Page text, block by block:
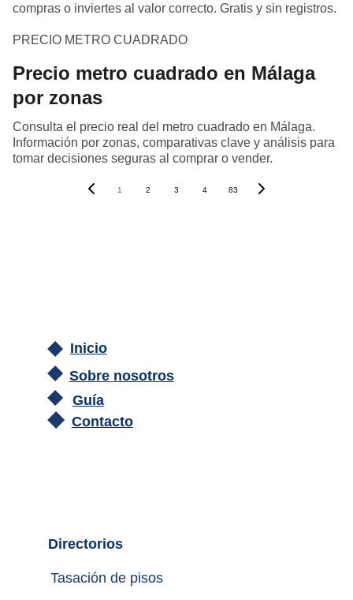
compras o inviertes al valor correcto. Gratis y sin registros.
PRECIO METRO CUADRADO
Precio metro cuadrado en Málaga
por zonas
Consulta el precio real del metro cuadrado en Málaga.
Información por zonas, comparativas clave y análisis para
tomar decisiones seguras al comprar o vender.
1 2 3 4 83
Inicio
Guía
Contacto
Sobre nosotros
Directorios
Tasación de pisos